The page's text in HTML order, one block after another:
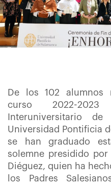
De los 102 alumnos
curso 2022-
Interuniversitario
Universidad Pontificia
se han graduado
solemne presidido
Diéguez, quien ha
los Padres